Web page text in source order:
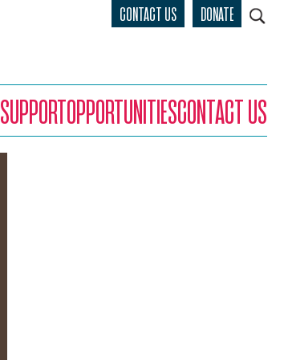
CONTACT US DONATE
SUPPORTOPPORTUNITIESCONTACT US